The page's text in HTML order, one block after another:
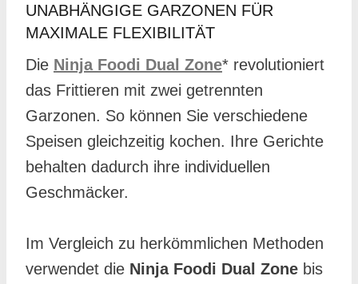
UNABHÄNGIGE GARZONEN FÜR
MAXIMALE FLEXIBILITÄT
Die Ninja Foodi Dual Zone* revolutioniert
das Frittieren mit zwei getrennten
Garzonen. So können Sie verschiedene
Speisen gleichzeitig kochen. Ihre Gerichte
behalten dadurch ihre individuellen
Geschmäcker.
Im Vergleich zu herkömmlichen Methoden
verwendet die Ninja Foodi Dual Zone bis